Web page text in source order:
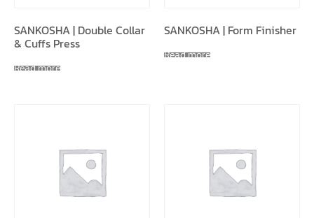
SANKOSHA | Double Collar
& Cuffs Press
Read more
SANKOSHA | Form Finisher
Read more